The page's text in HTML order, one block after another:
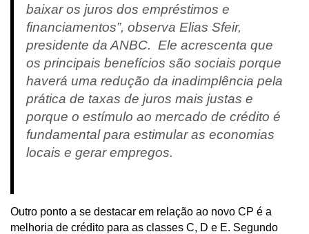
baixar os juros dos empréstimos e
financiamentos”, observa Elias Sfeir,
presidente da ANBC. Ele acrescenta que
os principais benefícios são sociais porque
haverá uma redução da inadimplência pela
prática de taxas de juros mais justas e
porque o estímulo ao mercado de crédito é
fundamental para estimular as economias
locais e gerar empregos.
Outro ponto a se destacar em relação ao novo CP é a
melhoria de crédito para as classes C, D e E. Segundo